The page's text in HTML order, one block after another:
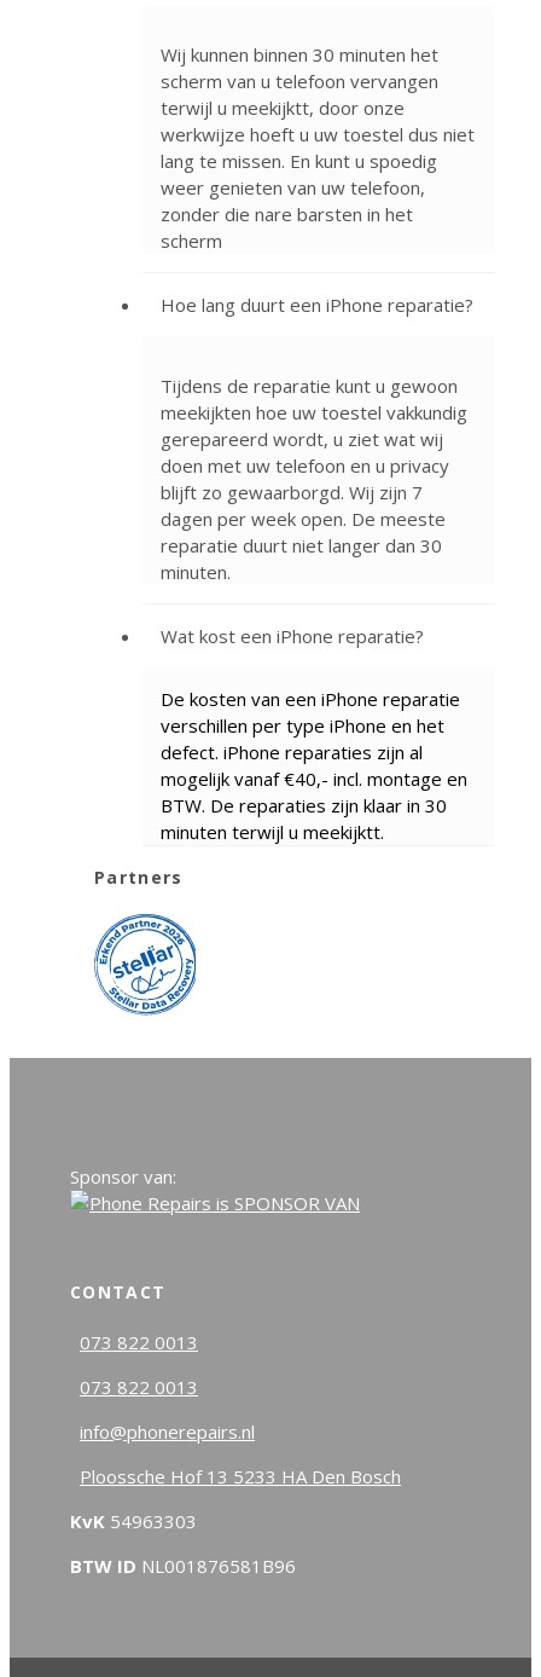
Wij kunnen binnen 30 minuten het
scherm van u telefoon vervangen
terwijl u meekijktt, door onze
werkwijze hoeft u uw toestel dus niet
lang te missen. En kunt u spoedig
weer genieten van uw telefoon,
zonder die nare barsten in het
scherm
Hoe lang duurt een iPhone reparatie?
Tijdens de reparatie kunt u gewoon
meekijkten hoe uw toestel vakkundig
gerepareerd wordt, u ziet wat wij
doen met uw telefoon en u privacy
blijft zo gewaarborgd. Wij zijn 7
dagen per week open. De meeste
reparatie duurt niet langer dan 30
minuten.
Wat kost een iPhone reparatie?
De kosten van een iPhone reparatie
verschillen per type iPhone en het
defect. iPhone reparaties zijn al
mogelijk vanaf €40,- incl. montage en
BTW. De reparaties zijn klaar in 30
minuten terwijl u meekijktt.
Partners
Sponsor van:
CONTACT
073 822 0013
073 822 0013
info@phonerepairs.nl
Ploossche Hof 13 5233 HA Den Bosch
KvK 54963303
BTW ID NL001876581B96